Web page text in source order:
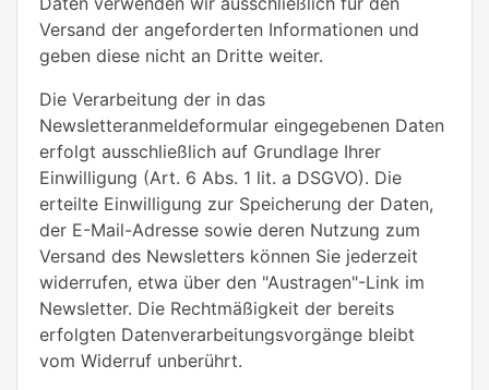
Versand der angeforderten Informationen und
geben diese nicht an Dritte weiter.
Die Verarbeitung der in das
Newsletteranmeldeformular eingegebenen Daten
erfolgt ausschließlich auf Grundlage Ihrer
Einwilligung (Art. 6 Abs. 1 lit. a DSGVO). Die
erteilte Einwilligung zur Speicherung der Daten,
der E-Mail-Adresse sowie deren Nutzung zum
Versand des Newsletters können Sie jederzeit
widerrufen, etwa über den "Austragen"-Link im
Newsletter. Die Rechtmäßigkeit der bereits
erfolgten Datenverarbeitungsvorgänge bleibt
vom Widerruf unberührt.